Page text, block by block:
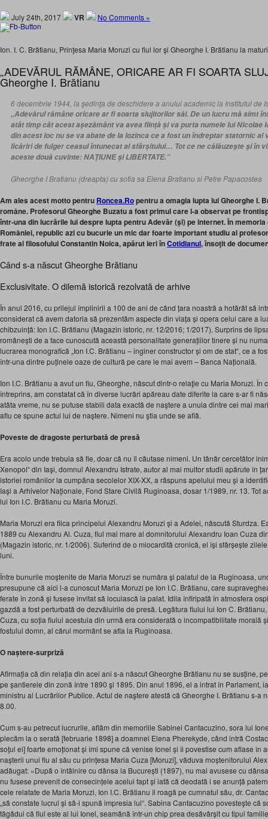
July 24th, 2017 VR No Comments »
Ion. I. C. Brătianu, Prinţesa Maria Moruzi cu fiul lor şi Gheorghe I. Brătianu la
„ADEVĂRUL RĂMÂNE, ORICARE AR FI SOARTA
Gheorghe I. Brătianu
6 decembrie 1944, la şedinţa de deschidere a anului academic la Institutul de
„Adevărul rămâne oricare ar fi soarta slujitorilor săi. De un lucru mă simt
atât timp cât acest așezământ va avea ființă și va purta numele lui Nicolae
din acest loc nu se va abate de la lozinca ce a fost un îndreptar statornic al
licăriri de fulger ceasul întunecat al sfârșitului… Tot ce ne călăuzeşte şi în
aceste două cuvinte: NAŢIUNE şi LIBERTATE.”
Gheorghe I Bratianu (dreapta) cu sotia sa Elena Bratianu si Petre Papacostea
Am ales acest motto pentru Roncea.Ropentru a omagia lupta lui Gheorghe I.
române. Profesorul Gheorghe Buzatu a fost primul care l-a observat pe
într-una din lucrările lui despre lupta pentru Adevăr (şi) pe internet. În
României, republic azi cu bucurie un mic dar foarte important studiu al
frate al filosofului Constantin Noica, apărut ieri înCotidianul, însoţit de
Când s-a născut Gheorghe Brătianu
Exclusivitate. O dilemă istorică rezolvată de arhive
În anul 2016, cu prilejul împlinirii a 100 de ani de când țara noastră a hotărât să
considerat că avem datoria să prezentăm aspecte din viața și opera celui care a
chibzuință: Ion I.C. Brătianu (Magazin istoric, nr. 12/2016; 1/2017). Surprins de
românești de a face cunoscută această personalitate generațiilor tinere și nu
lucrarea monografică „Ion I.C. Brătianu – inginer constructor și om de stat“, ce a
într-una dintre puținele oaze de cultură pe care le mai avem – Banca Națională.
Ion I.C. Brătianu a avut un fiu, Gheorghe, născut dintr-o relaţie cu Maria Moruzi. În
întreprins, am constatat că în diverse lucrări apăreau date diferite la care s-ar fi
atâta vreme, nu se putuse stabili data exactă de naştere a unuia dintre cei mai
aflu ce spune actul lui de naştere. Nimeni nu ştia unde se află.
Poveste de dragoste perturbată de presă
Era acolo unde trebuia să fie, doar că nu îl căutase nimeni. Un tânăr cercetător
Xenopol“ din Iaşi, domnul Alexandru Istrate, autor al mai multor studii apărute în
istoriei românilor la cumpăna secolelor XIX-XX, a răspuns apelului meu şi a
Iaşi a Arhivelor Naţionale, Fond Stare Civilă Ruginoasa, dosar 1/1989, nr. 13. Tot
lui Ion I.C. Brătianu cu Maria Moruzi.
Maria Moruzi era fiica principelui Alexandru Moruzi și a Adelei, născută Sturdza.
1889 cu Alexandru Al. Cuza, fiul mai mare al domnitorului Alexandru Ioan Cuza
(Magazin istoric, nr. 1/2006). Suferind de o miocardită cronică, el își sfârșește
luni.
Între bunurile moștenite de Maria Moruzi se număra și palatul de la Ruginoasa,
presupune că aici l-a cunoscut Maria Moruzi pe Ion I.C. Brătianu, care
ferate în zonă şi fusese invitat să locuiască la palat. Idila înfiripată în atmosfera
gazdă a fost perturbată de dezvăluirile de presă. Legătura fiului lui Ion C.
Cuza, cu soția fiului acestuia din urmă era considerată o incompatibilitate morală
fostului domn, al cărui mormânt se afla la Ruginoasa.
O naștere-surpriză
Afirmația că din relația din acei ani s-a născut Gheorghe Brătianu nu se susține,
pe șantierele din zonă între 1890 şi 1895. Din anul 1896, el a intrat în Parlament,
ministru al Lucrărilor Publice. Actul de naştere atestă că Gheorghe I. Brătianu s-a
8.00.
Cum s-au petrecut lucrurile, aflăm din memoriile Sabinei Cantacuzino, sora lui
plecăm la o serată [februarie 1898] a doamnei Elena Pherekyde, când intră
soţul ei] foarte emoționat și îmi spune că venise Ionel și îi povestise cum aflase în
nașterii unui fiu al său cu prințesa Maria Cuza [Moruzi], văduva moștenitorului
adăugat: «După o întâlnire cu dânsa la București (1897), nu mai avusese cu
nu fusese prevenit de consecințele acelui fapt și iată că deodată i se anunță
cele relatate de Maria Moruzi, Ion I.C. Brătianu îl roagă pe cumnatul său, dr.
„să constate lucrul și să-i spună impresia lui“. Sabina Cantacuzino povesteşte că
tăgădui că fiul este al lui Ionel, seamănă într-un chip prea desăvârșit cu tipul